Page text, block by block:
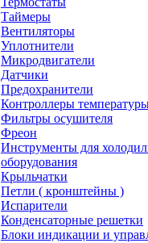
Таймеры
Вентиляторы
Уплотнители
Микродвигатели
Датчики
Предохранители
Контроллеры
Фильтры осушителя
Фреон
Инструменты для
оборудования
Крыльчатки
Петли ( кронштейны )
Испарители
Конденсаторные решетки
Блоки индикации и